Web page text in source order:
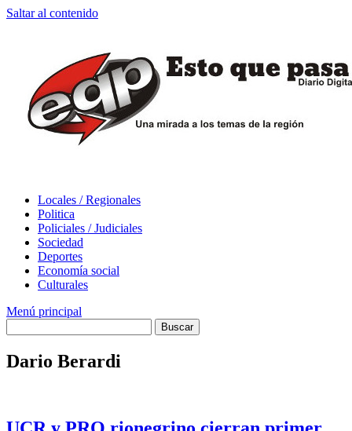
Saltar al contenido
Locales / Regionales
Politica
Policiales / Judiciales
Sociedad
Deportes
Economía social
Culturales
Menú principal
Dario Berardi